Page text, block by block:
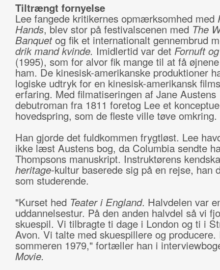
Tiltrængt fornyelse
Lee fangede kritikernes opmærksomhed med
Hands, blev stor på festivalscenen med The
Banquetog fik et internationalt gennembrud
drik mand kvinde. Imidlertid var det Fornuft
(1995), som for alvor fik mange til at få
ham. De kinesisk-amerikanske produktioner
logiske udtryk for en kinesisk-amerikansk
erfaring. Med filmatiseringen af Jane Austens
debutroman fra 1811 foretog Lee et
hovedspring, som de fleste ville tøve omkring.
Han gjorde det fuldkommen frygtløst. Lee
ikke læst Austens bog, da Columbia sendte
Thompsons manuskript. Instruktørens
heritage-kultur baserede sig på en rejse, han
som studerende.
"Kurset hed Teater i England. Halvdelen var
uddannelsestur. På den anden halvdel så vi
skuespil. Vi tilbragte ti dage i London og ti i
Avon. Vi talte med skuespillere og producere.
sommeren 1979," fortæller han i
Movie.